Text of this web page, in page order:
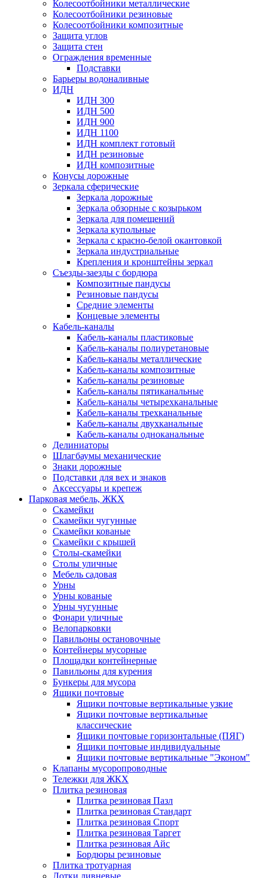
Колесоотбойники металлические
Колесоотбойники резиновые
Колесоотбойники композитные
Защита углов
Защита стен
Ограждения временные
Подставки
Барьеры водоналивные
ИДН
ИДН 300
ИДН 500
ИДН 900
ИДН 1100
ИДН комплект готовый
ИДН резиновые
ИДН композитные
Конусы дорожные
Зеркала сферические
Зеркала дорожные
Зеркала обзорные с козырьком
Зеркала для помещений
Зеркала купольные
Зеркала с красно-белой окантовкой
Зеркала индустриальные
Крепления и кронштейны зеркал
Съезды-заезды с бордюра
Композитные пандусы
Резиновые пандусы
Средние элементы
Концевые элементы
Кабель-каналы
Кабель-каналы пластиковые
Кабель-каналы полиуретановые
Кабель-каналы металлические
Кабель-каналы композитные
Кабель-каналы резиновые
Кабель-каналы пятиканальные
Кабель-каналы четырехканальные
Кабель-каналы трехканальные
Кабель-каналы двухканальные
Кабель-каналы одноканальные
Делиниаторы
Шлагбаумы механические
Знаки дорожные
Подставки для вех и знаков
Аксессуары и крепеж
Парковая мебель, ЖКХ
Скамейки
Скамейки чугунные
Скамейки кованые
Скамейки с крышей
Столы-скамейки
Столы уличные
Мебель садовая
Урны
Урны кованые
Урны чугунные
Фонари уличные
Велопарковки
Павильоны остановочные
Контейнеры мусорные
Площадки контейнерные
Павильоны для курения
Бункеры для мусора
Ящики почтовые
Ящики почтовые вертикальные узкие
Ящики почтовые вертикальные
классические
Ящики почтовые горизонтальные (ПЯГ)
Ящики почтовые индивидуальные
Ящики почтовые вертикальные "Эконом"
Клапаны мусоропроводные
Тележки для ЖКХ
Плитка резиновая
Плитка резиновая Пазл
Плитка резиновая Стандарт
Плитка резиновая Спорт
Плитка резиновая Таргет
Плитка резиновая Айс
Бордюры резиновые
Плитка тротуарная
Лотки ливневые